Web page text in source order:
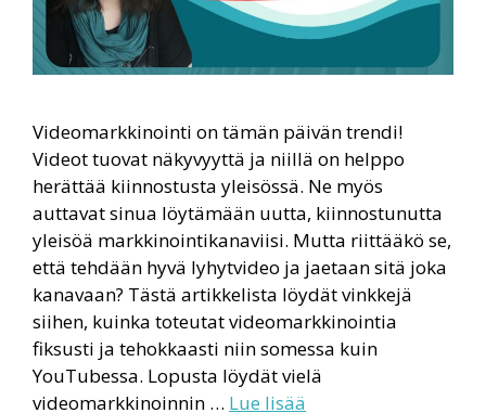
Videomarkkinointi on tämän päivän trendi!
Videot tuovat näkyvyyttä ja niillä on helppo
herättää kiinnostusta yleisössä. Ne myös
auttavat sinua löytämään uutta, kiinnostunutta
yleisöä markkinointikanaviisi. Mutta riittääkö se,
että tehdään hyvä lyhytvideo ja jaetaan sitä joka
kanavaan? Tästä artikkelista löydät vinkkejä
siihen, kuinka toteutat videomarkkinointia
fiksusti ja tehokkaasti niin somessa kuin
YouTubessa. Lopusta löydät vielä
videomarkkinoinnin … Lue lisää